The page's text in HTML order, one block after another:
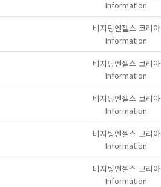
Information
비지팅엔젤스 코리아
Information
비지팅엔젤스 코리아
Information
비지팅엔젤스 코리아
Information
비지팅엔젤스 코리아
Information
비지팅엔젤스 코리아
Information